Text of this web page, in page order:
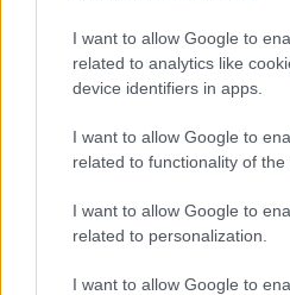
I want to allow Google to
related to analytics like
device identifiers in apps.
I want to allow Google to
related to functionality of the
I want to allow Google to
related to personalization.
I want to allow Google to
Számos tévhit
elérhetetlen álom
Pénzügyi szakértő
kell
ÉLETMÓD
Nem azért
látsszak, hanem